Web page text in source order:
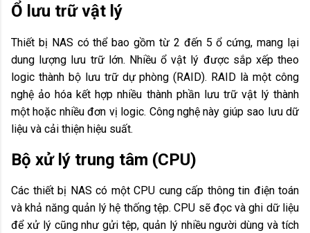
Ổ lưu trữ vật lý
Thiết bị NAS có thể bao gồm từ 2 đến 5 ổ cứng, mang lại
dung lượng lưu trữ lớn. Nhiều ổ vật lý được sắp xếp theo
logic thành bộ lưu trữ dự phòng (RAID). RAID là một công
nghệ ảo hóa kết hợp nhiều thành phần lưu trữ vật lý thành
một hoặc nhiều đơn vị logic. Công nghệ này giúp sao lưu dữ
liệu và cải thiện hiệu suất.
Bộ xử lý trung tâm (CPU)
Các thiết bị NAS có một CPU cung cấp thông tin điện toán
và khả năng quản lý hệ thống tệp. CPU sẽ đọc và ghi dữ liệu
để xử lý cũng như gửi tệp, quản lý nhiều người dùng và tích